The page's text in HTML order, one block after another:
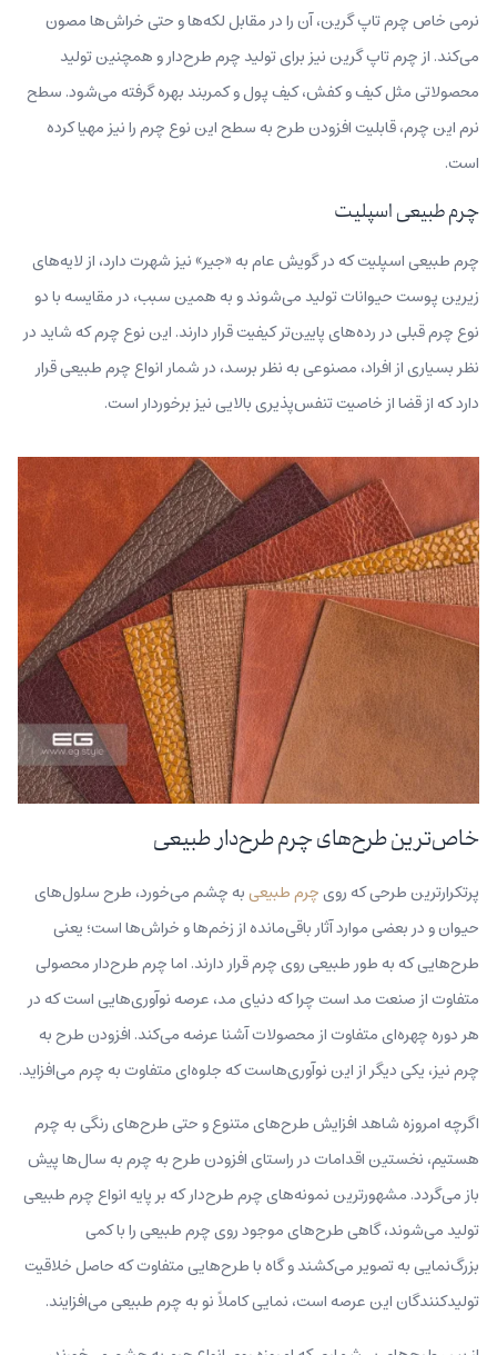
نرمی خاص چرم تاپ گرین، آن را در مقابل لکه‌ها و حتی خراش‌ها مصون
می‌کند. از چرم تاپ گرین نیز برای تولید چرم طرح‌دار و همچنین تولید
محصولاتی مثل کیف و کفش، کیف پول و کمربند بهره گرفته می‌شود. سطح
نرم این چرم، قابلیت افزودن طرح به سطح این نوع چرم را نیز مهیا کرده
است.
چرم طبیعی اسپلیت
چرم طبیعی اسپلیت که در گویش عام به «جیر» نیز شهرت دارد، از لایه‌های
زیرین پوست حیوانات تولید می‌شوند و به همین سبب، در مقایسه با دو
نوع چرم قبلی در رده‌های پایین‌تر کیفیت قرار دارند. این نوع چرم که شاید در
نظر بسیاری از افراد، مصنوعی به‌ نظر برسد، در شمار انواع چرم طبیعی قرار
دارد که از قضا از خاصیت تنفس‌پذیری بالایی نیز برخوردار است.
خاص‌ترین طرح‌های چرم طرح‌دار طبیعی
پرتکرارترین طرحی که رویچرم طبیعیبه چشم می‌خورد، طرح سلول‌های
حیوان و در بعضی موارد آثار باقی‌مانده از زخم‌ها و خراش‌ها است؛ یعنی
طرح‌هایی که به طور طبیعی روی چرم قرار دارند. اما چرم طرح‌دار محصولی
متفاوت از صنعت مد است چرا که دنیای مد، عرصه نوآوری‌هایی است که در
هر دوره چهره‌ای متفاوت از محصولات آشنا عرضه می‌کند. افزودن طرح به
چرم نیز، یکی دیگر از این نوآوری‌هاست که جلوه‌ای متفاوت به چرم می‌افزاید.
اگرچه امروزه شاهد افزایش طرح‌های متنوع و حتی طرح‌های رنگی به چرم
هستیم، نخستین اقدامات در راستای افزودن طرح به چرم به سال‌ها پیش
باز می‌گردد. مشهورترین نمونه‌های چرم طرح‌دار که بر پایه انواع چرم طبیعی
تولید می‌شوند، گاهی طرح‌های موجود روی چرم طبیعی را با کمی
بزرگ‌نمایی به تصویر می‌کشند و گاه با طرح‌هایی متفاوت که حاصل خلاقیت
تولید‌کنندگان این عرصه است، نمایی کاملاً نو به چرم طبیعی می‌افزایند.